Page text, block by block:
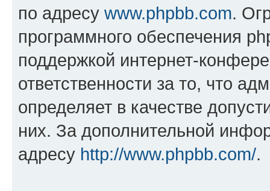
по адресу www.phpbb.com.
программного обеспечения
поддержкой интернет-
ответственности за то, что
определяет в качестве
них. За дополнительной
адресу http://www.phpbb.com/.